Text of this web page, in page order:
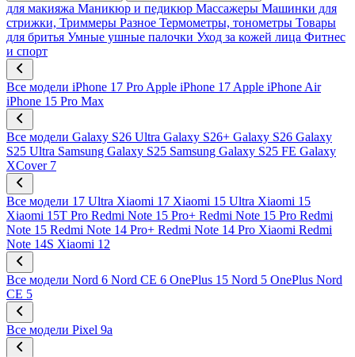
для макияжа Маникюр и педикюр Массажеры Машинки для
стрижки, Триммеры Разное Термометры, тонометры Товары
для бритья Умные ушные палочки Уход за кожей лица Фитнес
и спорт
Все модели iPhone 17 Pro Apple iPhone 17 Apple iPhone Air
iPhone 15 Pro Max
Все модели Galaxy S26 Ultra Galaxy S26+ Galaxy S26 Galaxy
S25 Ultra Samsung Galaxy S25 Samsung Galaxy S25 FE Galaxy
XCover 7
Все модели 17 Ultra Xiaomi 17 Xiaomi 15 Ultra Xiaomi 15
Xiaomi 15T Pro Redmi Note 15 Pro+ Redmi Note 15 Pro Redmi
Note 15 Redmi Note 14 Pro+ Redmi Note 14 Pro Xiaomi Redmi
Note 14S Xiaomi 12
Все модели Nord 6 Nord CE 6 OnePlus 15 Nord 5 OnePlus Nord
CE 5
Все модели Pixel 9a